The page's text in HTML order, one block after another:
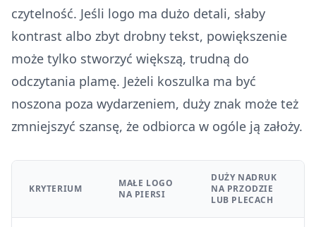
czytelność. Jeśli logo ma dużo detali, słaby
kontrast albo zbyt drobny tekst, powiększenie
może tylko stworzyć większą, trudną do
odczytania plamę. Jeżeli koszulka ma być
noszona poza wydarzeniem, duży znak może też
zmniejszyć szansę, że odbiorca w ogóle ją założy.
KRYTERIUM
MAŁE LOGO
NA PIERSI
DUŻY NADRUK
NA PRZODZIE
LUB PLECACH